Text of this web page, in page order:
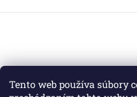
Tento web používa súbory